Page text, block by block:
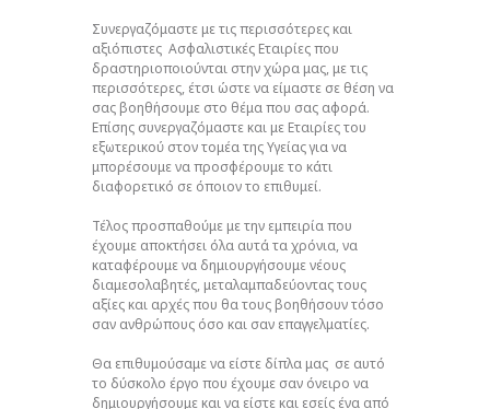
Συνεργαζόμαστε με τις περισσότερες και
αξιόπιστες Ασφαλιστικές Εταιρίες που
δραστηριοποιούνται στην χώρα μας, με τις
περισσότερες, έτσι ώστε να είμαστε σε θέση να
σας βοηθήσουμε στο θέμα που σας αφορά.
Επίσης συνεργαζόμαστε και με Εταιρίες του
εξωτερικού στον τομέα της Υγείας για να
μπορέσουμε να προσφέρουμε το κάτι
διαφορετικό σε όποιον το επιθυμεί.
Τέλος προσπαθούμε με την εμπειρία που
έχουμε αποκτήσει όλα αυτά τα χρόνια, να
καταφέρουμε να δημιουργήσουμε νέους
διαμεσολαβητές, μεταλαμπαδεύοντας τους
αξίες και αρχές που θα τους βοηθήσουν τόσο
σαν ανθρώπους όσο και σαν επαγγελματίες.
Θα επιθυμούσαμε να είστε δίπλα μας σε αυτό
το δύσκολο έργο που έχουμε σαν όνειρο να
δημιουργήσουμε και να είστε και εσείς ένα από